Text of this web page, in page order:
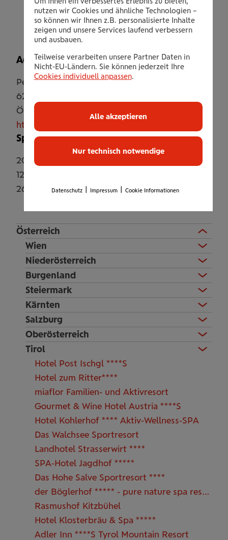
Österreich
Wien
Niederösterreich
Burgenland
Steiermark
Kärnten
Salzburg
Oberösterreich
Tirol
Hotel Post Ischgl ****S
Hotel zum Ritter****
miaflor Familien- und Aktivresort
Gourmet & Wine Hotel Austria ****S
Hotel Kohlerhof **** Aktiv-Wellness-SPA
Das Walchsee Sportresort
Landhotel Strasserwirt ****
SPA-Hotel Jagdhof *****
Das Hohe Salve Sportresort ****
der Böglerhof ***** - pure nature spa resort
Rasmushof Kitzbühel
Hotel Klosterbräu & Spa *****
Adler Inn ****S Tyrol Mountain Resort
und Vitalprogramm
Adresse
Pertisau 82
6213
Österreich
http://www.postamsee.at
Sperrzeiten
20.07.2026
12.09.2026
26.10.2026-30.10.2026
nutzen wir Cookies und ähnliche Technologien –
so können wir Ihnen z.B. personalisierte Inhalte
zeigen und unsere Services laufend verbessern
und ausbauen.
Teilweise verarbeiten unsere Partner Daten in
Nicht-EU-Ländern. Sie können jederzeit Ihre
Cookies individuell anpassen.
Nur technisch notwendige
Alle akzeptieren
Datenschutz Impressum Cookie Informationen